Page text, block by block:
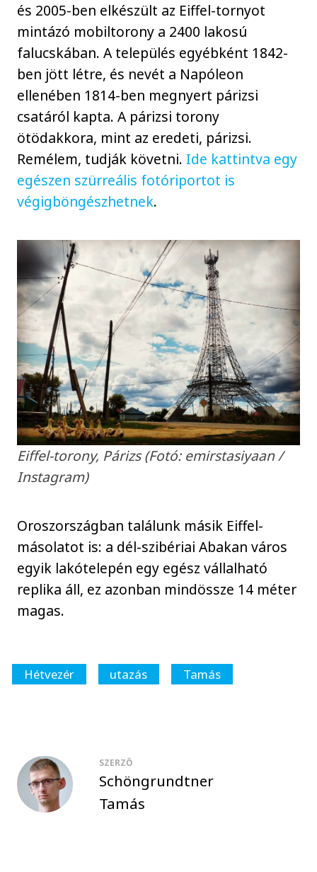
és 2005-ben elkészült az Eiffel-tornyot
mintázó mobiltorony a 2400 lakosú
falucskában. A település egyébként 1842-
ben jött létre, és nevét a Napóleon
ellenében 1814-ben megnyert párizsi
csatáról kapta. A párizsi torony
ötödakkora, mint az eredeti, párizsi.
Remélem, tudják követni. Ide kattintva egy
egészen szürreális fotóriportot is
végigböngészhetnek.
Eiffel-torony, Párizs (Fotó: emirstasiyaan /
Instagram)
Oroszországban találunk másik Eiffel-
másolatot is: a dél-szibériai Abakan város
egyik lakótelepén egy egész vállalható
replika áll, ez azonban mindössze 14 méter
magas.
Hétvezér utazás Tamás
SZERZŐ
Schöngrundtner
Tamás